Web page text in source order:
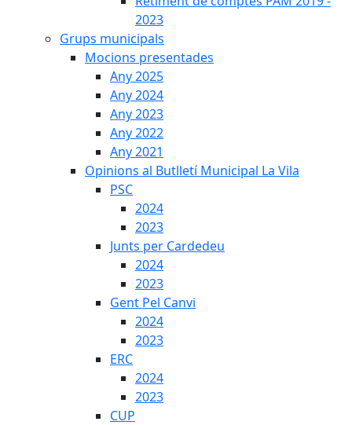
2023
Grups municipals
Mocions presentades
Any 2025
Any 2024
Any 2023
Any 2022
Any 2021
Opinions al Butlletí Municipal La Vila
PSC
2024
2023
Junts per Cardedeu
2024
2023
Gent Pel Canvi
2024
2023
ERC
2024
2023
CUP